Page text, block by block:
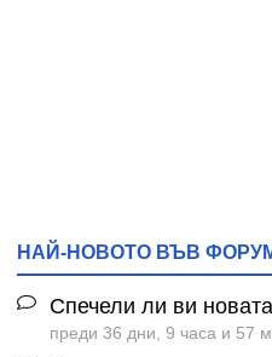
НАЙ-НОВОТО ВЪВ
Спечели ли ви
преди 36 дни, 9 часа и 57